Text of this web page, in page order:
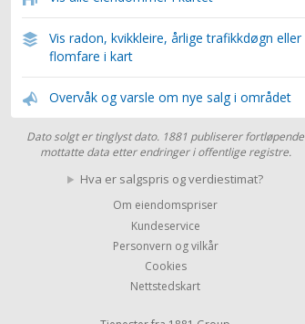
Vis radon, kvikkleire, årlige trafikkdøgn eller
flomfare i kart
Overvåk og varsle om nye salg i området
Dato solgt er tinglyst dato. 1881 publiserer fortløpende
mottatte data etter endringer i offentlige registre.
Hva er salgspris og verdiestimat?
Om eiendomspriser
Kundeservice
Personvern og vilkår
Cookies
Nettstedskart